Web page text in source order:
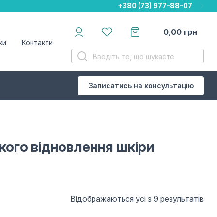
+380 (73) 977-88-07
+380 (73) 977-88-07
+380 (73) 977-88-07
Контакти
0,00 грн
Записатись на консультацію
відновлення шкіри
Відображаються усі з 9 результатів